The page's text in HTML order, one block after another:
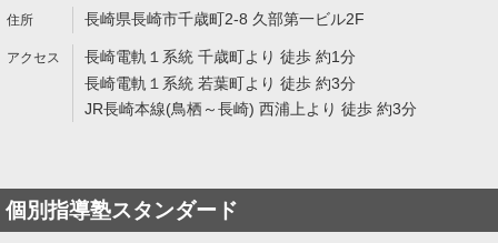
長崎県長崎市千歳町2-8 久部第一ビル2F
長崎電軌１系統 千歳町より 徒歩 約1分
長崎電軌１系統 若葉町より 徒歩 約3分
JR長崎本線(鳥栖～長崎) 西浦上より 徒歩 約3分
個別指導塾スタンダード